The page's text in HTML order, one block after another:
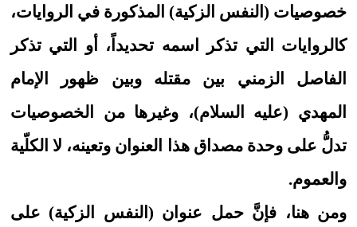
خصوصيات (النفس الزكية) المذكورة في الروايات،
كالروايات التي تذكر اسمه تحديداً، أو التي تذكر
الفاصل الزمني بين مقتله وبين ظهور الإمام
المهدي (عليه السلام)، وغيرها من الخصوصيات
تدلُّ على وحدة مصداق هذا العنوان وتعينه، لا الكلّية
والعموم.
ومن هنا، فإنَّ حمل عنوان (النفس الزكية) على